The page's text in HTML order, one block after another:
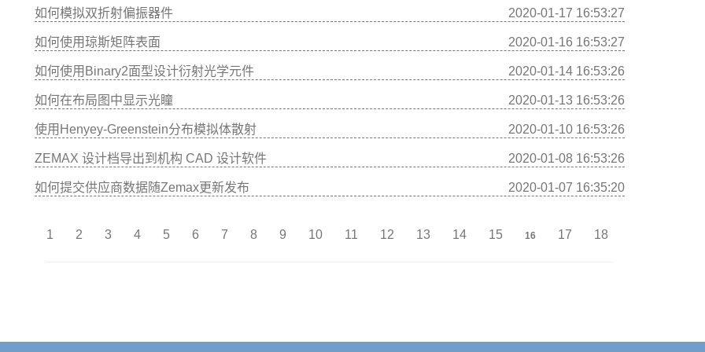
如何模拟双折射偏振器件 2020-01-17 16:53:27
如何使用琼斯矩阵表面 2020-01-16 16:53:27
如何使用Binary2面型设计衍射光学元件 2020-01-14 16:53:26
如何在布局图中显示光瞳 2020-01-13 16:53:26
使用Henyey-Greenstein分布模拟体散射 2020-01-10 16:53:26
ZEMAX 设计档导出到机构 CAD 设计软件 2020-01-08 16:53:26
如何提交供应商数据随Zemax更新发布 2020-01-07 16:35:20
1 2 3 4 5 6 7 8 9 10 11 12 13 14 15 16 17 18